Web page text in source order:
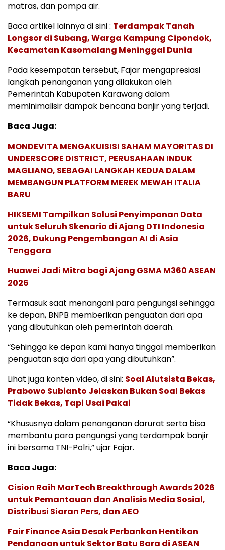
matras, dan pompa air.
Baca artikel lainnya di sini : Terdampak Tanah
Longsor di Subang, Warga Kampung Cipondok,
Kecamatan Kasomalang Meninggal Dunia
Pada kesempatan tersebut, Fajar mengapresiasi
langkah penanganan yang dilakukan oleh
Pemerintah Kabupaten Karawang dalam
meminimalisir dampak bencana banjir yang terjadi.
Baca Juga:
MONDEVITA MENGAKUISISI SAHAM MAYORITAS DI
UNDERSCORE DISTRICT, PERUSAHAAN INDUK
MAGLIANO, SEBAGAI LANGKAH KEDUA DALAM
MEMBANGUN PLATFORM MEREK MEWAH ITALIA
BARU
HIKSEMI Tampilkan Solusi Penyimpanan Data
untuk Seluruh Skenario di Ajang DTI Indonesia
2026, Dukung Pengembangan AI di Asia
Tenggara
Huawei Jadi Mitra bagi Ajang GSMA M360 ASEAN
2026
Termasuk saat menangani para pengungsi sehingga
ke depan, BNPB memberikan penguatan dari apa
yang dibutuhkan oleh pemerintah daerah.
“Sehingga ke depan kami hanya tinggal memberikan
penguatan saja dari apa yang dibutuhkan”.
Lihat juga konten video, di sini: Soal Alutsista Bekas,
Prabowo Subianto Jelaskan Bukan Soal Bekas
Tidak Bekas, Tapi Usai Pakai
“Khususnya dalam penanganan darurat serta bisa
membantu para pengungsi yang terdampak banjir
ini bersama TNI-Polri,” ujar Fajar.
Baca Juga:
Cision Raih MarTech Breakthrough Awards 2026
untuk Pemantauan dan Analisis Media Sosial,
Distribusi Siaran Pers, dan AEO
Fair Finance Asia Desak Perbankan Hentikan
Pendanaan untuk Sektor Batu Bara di ASEAN